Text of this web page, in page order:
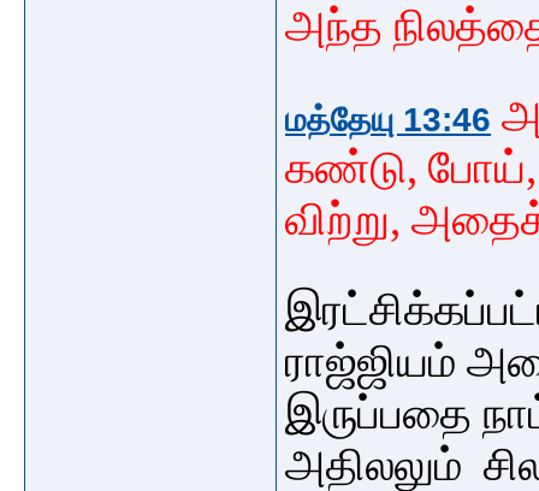
அந்த
மத்தேயு 13:46
கண்டு,
விற்று,
ராஜ்ஜியம்
இருப்பதை
அதிலலும்